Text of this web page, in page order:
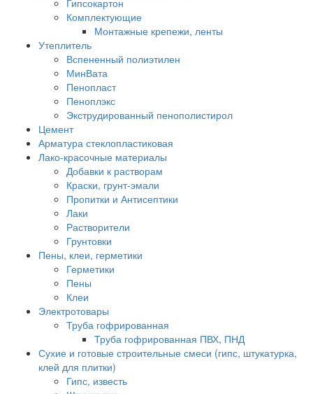
Гипсокартон
Комплектующие
Монтажные крепежи, ленты
Утеплитель
Вспененный полиэтилен
МинВата
Пенопласт
Пеноплэкс
Экструдированный пенополистирол
Цемент
Арматура стеклопластиковая
Лако-красочные материалы
Добавки к растворам
Краски, грунт-эмали
Пропитки и Антисептики
Лаки
Растворители
Грунтовки
Пены, клеи, герметики
Герметики
Пены
Клеи
Электротовары
Труба гофрированная
Труба гофрированная ПВХ, ПНД
Сухие и готовые строительные смеси (гипс, штукатурка,
клей для плитки)
Гипс, известь